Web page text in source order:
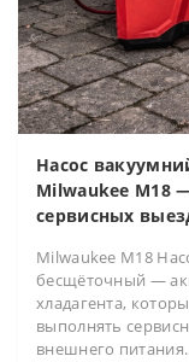
Насос
Milwaukee M18
сервисных
Milwaukee M18
бесщёточный —
хладагента,
выполнять
внешнего